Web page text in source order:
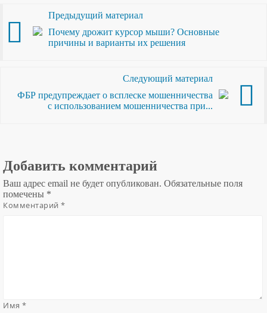
Предыдущий материал
Почему дрожит курсор мыши? Основные
причины и варианты их решения
Следующий материал
ФБР предупреждает о всплеске мошенничества
с использованием мошенничества при...
Добавить комментарий
Ваш адрес email не будет опубликован. Обязательные поля
помечены *
Комментарий*
Имя*